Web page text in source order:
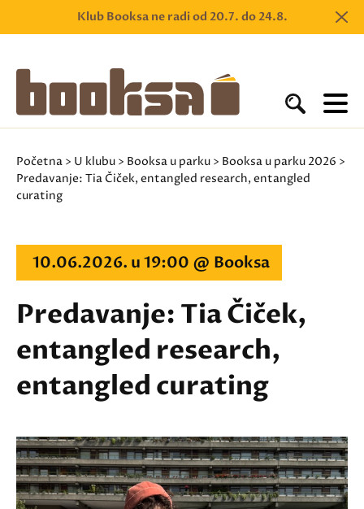
Klub Booksa ne radi od 20.7. do 24.8.
Početna > U klubu > Booksa u parku > Booksa u parku 2026 >
Predavanje: Tia Čiček, entangled research, entangled
curating
10.06.2026. u 19:00 @ Booksa
Predavanje: Tia Čiček,
entangled research,
entangled curating